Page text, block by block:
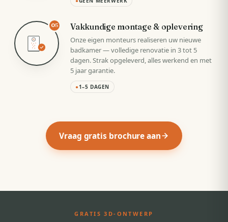
05 Vakkundige montage & oplevering
Onze eigen monteurs realiseren uw nieuwe
badkamer — volledige renovatie in 3 tot 5
dagen. Strak opgeleverd, alles werkend en met
5 jaar garantie.
●1–5 DAGEN
Vraag gratis brochure aan
GRATIS 3D-ONTWERP